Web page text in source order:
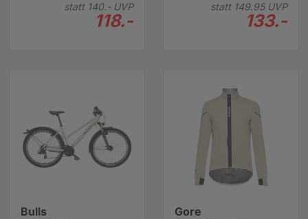
statt 140.-UVP
118.-
statt 149.95UVP
133.-
Bulls
Gore